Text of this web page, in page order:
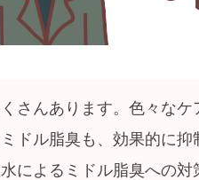
さんあります。色々な
ドル脂臭も、効果的に抑
によるミドル脂臭への対